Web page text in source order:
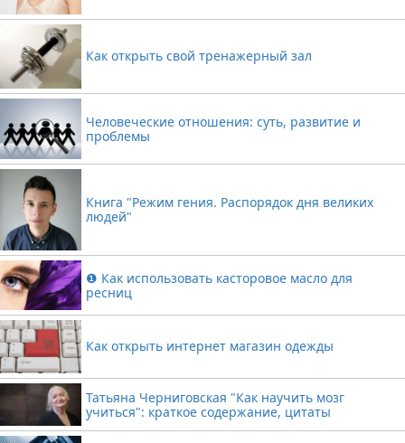
Как открыть свой тренажерный зал
Человеческие отношения: суть, развитие и
проблемы
Книга "Режим гения. Распорядок дня великих
людей"
❶ Как использовать касторовое масло для
ресниц
Как открыть интернет магазин одежды
Татьяна Черниговская "Как научить мозг
учиться": краткое содержание, цитаты